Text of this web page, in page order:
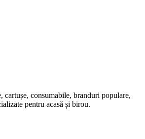
cartușe, consumabile, branduri populare,
pentru acasă și birou.